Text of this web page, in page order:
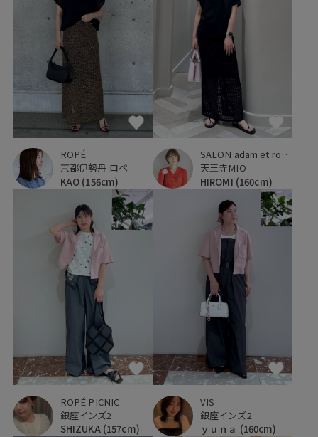
ROPÉ
京都伊勢丹 ロペ
KAO (156cm)
SALON adam et ropé
天王寺MIO
HIROMI (160cm)
ROPÉ PICNIC
銀座インズ2
SHIZUKA (157cm)
VIS
銀座インズ2
ｙｕｎａ (160cm)